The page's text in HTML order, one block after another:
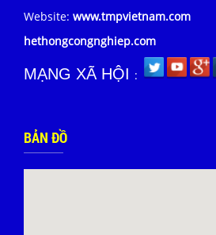
Website: www.tmpvietnam.com
hethongcongnghiep.com
MẠNG XÃ HỘI :
BẢN ĐỒ